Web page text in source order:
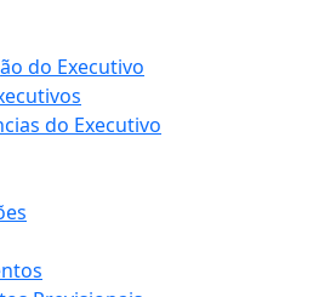
do Executivo
do Executivo